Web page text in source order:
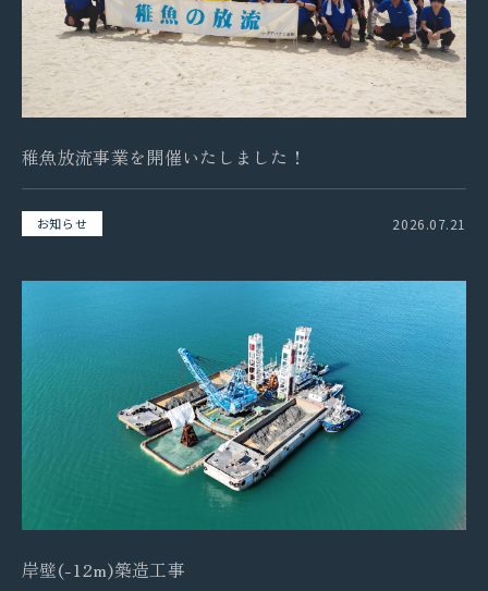
稚魚放流事業を開催いたしました！
お知らせ 2026.07.21
岸壁(-12m)築造工事